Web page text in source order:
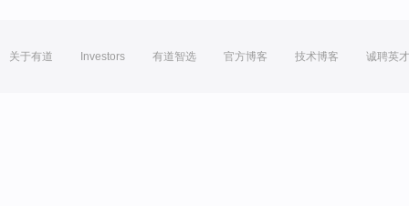
关于有道 Investors 有道智选 官方博客 技术博客 诚聘英才